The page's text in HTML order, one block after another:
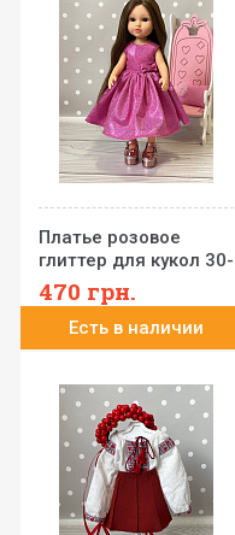
Платье розовое
глиттер для кукол 30-
35 см Каталина,
Паола Рейна и других
470 грн.
Есть в наличии